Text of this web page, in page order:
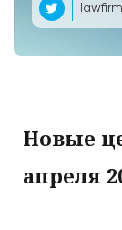
Новые
апреля